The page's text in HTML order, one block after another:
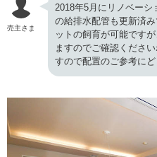
売主さま
2018年5月にリノベー
の給排水配管も更新済
ットの飼育が可能です
ますのでご確認くださ
すので配置のご参考にど